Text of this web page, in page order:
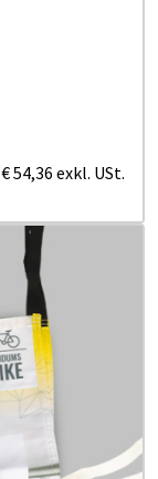
€ 54,36 exkl. USt.